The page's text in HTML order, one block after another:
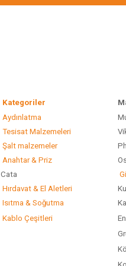
Kategoriler
Aydınlatma
Tesisat Malzemeleri
Şalt malzemeler
Anahtar & Priz
Cata
Hırdavat & El Aletleri
Isıtma & Soğutma
Kablo Çeşitleri